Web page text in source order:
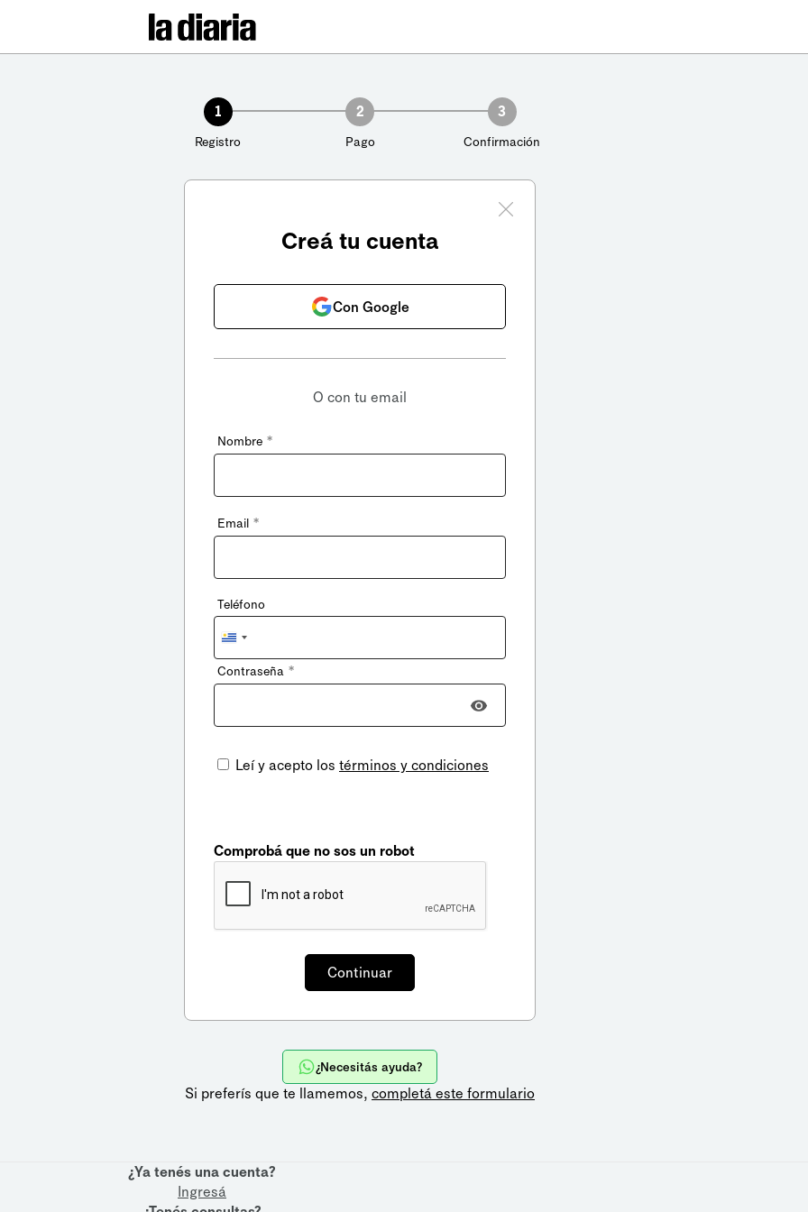
1
Registro
2
Pago
3
Confirmación
Creá tu cuenta
Con Google
O con tu email
Nombre *
Email *
Teléfono
Uruguay
+598
Contraseña *
Leí y acepto los términos y condiciones
Comprobá que no sos un robot
¿Necesitás ayuda?
Si preferís que te llamemos, completá este formulario
¿Ya tenés una cuenta?
Ingresá